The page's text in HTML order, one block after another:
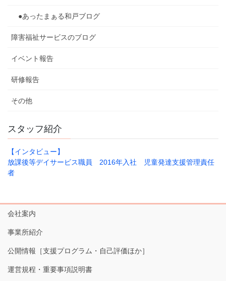
●あったまぁる和戸ブログ
障害福祉サービスのブログ
イベント報告
研修報告
その他
スタッフ紹介
【インタビュー】
放課後等デイサービス職員 2016年入社 児童発達支援管理責任
者
会社案内
事業所紹介
公開情報［支援プログラム・自己評価ほか］
運営規程・重要事項説明書